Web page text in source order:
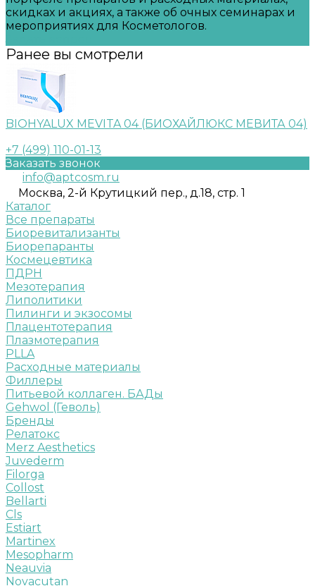
скидках и акциях, а также об очных семинарах и
мероприятиях для Косметологов.
Ранее вы смотрели
BIOHYALUX MEVITA 04 (БИОХАЙЛЮКС МЕВИТА 04)
+7 (499) 110-01-13
Заказать звонок
info@aptcosm.ru
Москва, 2-й Крутицкий пер., д.18, стр. 1
Каталог
Все препараты
Биоревитализанты
Биорепаранты
Космецевтика
ПДРН
Мезотерапия
Липолитики
Пилинги и экзосомы
Плацентотерапия
Плазмотерапия
PLLA
Расходные материалы
Филлеры
Питьевой коллаген. БАДы
Gehwol (Геволь)
Бренды
Релатокс
Merz Aesthetics
Juvederm
Filorga
Collost
Bellarti
Cls
Estiart
Martinex
Mesopharm
Neauvia
Novacutan